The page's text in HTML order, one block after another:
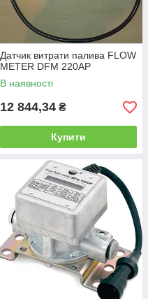
Датчик витрати палива FLOW
METER DFM 220AP
В наявності
12 844,34 ₴
Купити